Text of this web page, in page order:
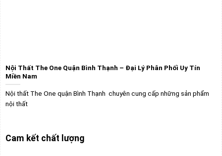
Nội Thất The One Quận Bình Thạnh – Đại Lý Phân Phối Uy Tín
Miền Nam
Nội thất The One quận Bình Thạnh chuyên cung cấp những sản phẩm
nội thất
Cam kết chất lượng